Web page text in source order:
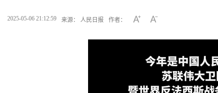
2025-05-06 21:12:59 来源： 人民日报 作者：